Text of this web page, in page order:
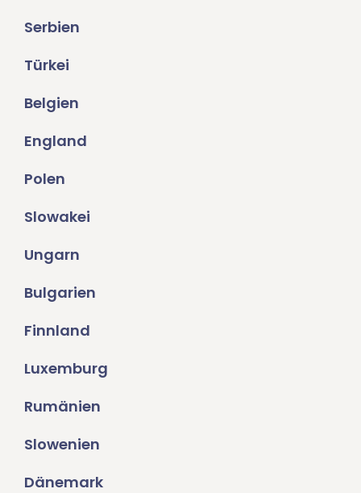
Serbien
Türkei
Belgien
England
Polen
Slowakei
Ungarn
Bulgarien
Finnland
Luxemburg
Rumänien
Slowenien
Dänemark